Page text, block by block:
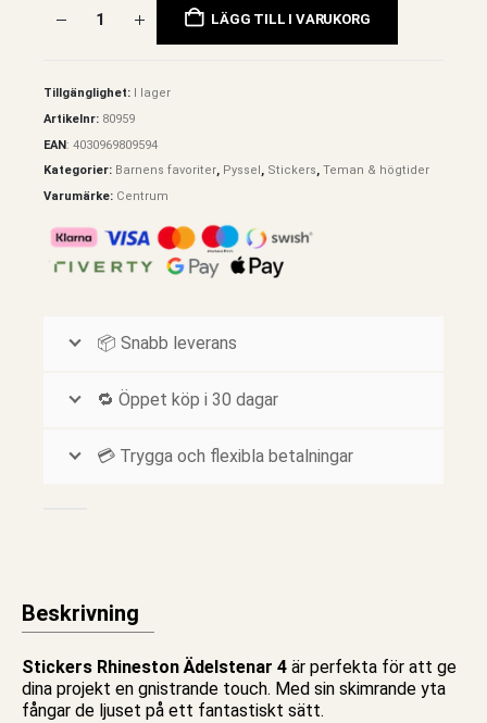
LÄGG TILL I VARUKORG
Tillgänglighet:
I lager
Artikelnr: 80959
EAN: 4030969809594
Kategorier: Barnens favoriter, Pyssel , Stickers, Teman & högtider
Varumärke: Centrum
📦 Snabb leverans
🔁 Öppet köp i 30 dagar
💳 Trygga och flexibla betalningar
Beskrivning
Stickers Rhineston Ädelstenar 4 är perfekta för att ge
dina projekt en gnistrande touch. Med sin skimrande yta
fångar de ljuset på ett fantastiskt sätt.